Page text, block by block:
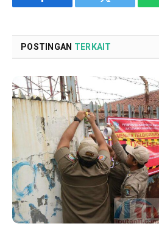
Facebook Twitter
POSTINGAN TERKAIT